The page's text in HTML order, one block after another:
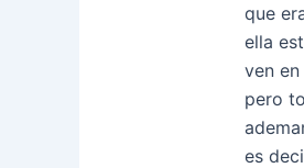
que
ella
ven
pero
es